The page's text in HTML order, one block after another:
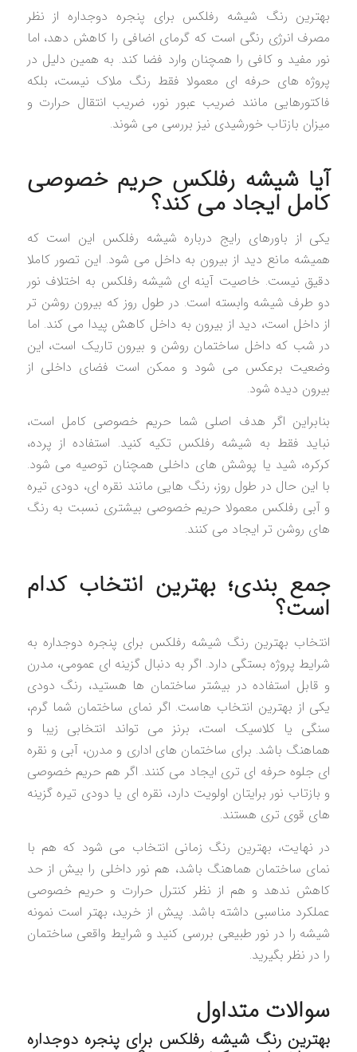
بهترین رنگ شیشه رفلکس برای پنجره دوجداره از نظر
مصرف انرژی رنگی است که گرمای اضافی را کاهش دهد، اما
نور مفید و کافی را همچنان وارد فضا کند. به همین دلیل در
پروژه های حرفه ای معمولا فقط رنگ ملاک نیست، بلکه
فاکتورهایی مانند ضریب عبور نور، ضریب انتقال حرارت و
میزان بازتاب خورشیدی نیز بررسی می شوند.
آیا شیشه رفلکس حریم خصوصی
کامل ایجاد می کند؟
یکی از باورهای رایج درباره شیشه رفلکس این است که
همیشه مانع دید از بیرون به داخل می شود. این تصور کاملا
دقیق نیست. خاصیت آینه ای شیشه رفلکس به اختلاف نور
دو طرف شیشه وابسته است. در طول روز که بیرون روشن تر
از داخل است، دید از بیرون به داخل کاهش پیدا می کند. اما
در شب که داخل ساختمان روشن و بیرون تاریک است، این
وضعیت برعکس می شود و ممکن است فضای داخلی از
بیرون دیده شود.
بنابراین اگر هدف اصلی شما حریم خصوصی کامل است،
نباید فقط به شیشه رفلکس تکیه کنید. استفاده از پرده،
کرکره، شید یا پوشش های داخلی همچنان توصیه می شود.
با این حال در طول روز، رنگ هایی مانند نقره ای، دودی تیره
و آبی رفلکس معمولا حریم خصوصی بیشتری نسبت به رنگ
های روشن تر ایجاد می کنند.
جمع بندی؛ بهترین انتخاب کدام
است؟
انتخاب بهترین رنگ شیشه رفلکس برای پنجره دوجداره به
شرایط پروژه بستگی دارد. اگر به دنبال گزینه ای عمومی، مدرن
و قابل استفاده در بیشتر ساختمان ها هستید، رنگ دودی
یکی از بهترین انتخاب هاست. اگر نمای ساختمان شما گرم،
سنگی یا کلاسیک است، برنز می تواند انتخابی زیبا و
هماهنگ باشد. برای ساختمان های اداری و مدرن، آبی و نقره
ای جلوه حرفه ای تری ایجاد می کنند. اگر هم حریم خصوصی
و بازتاب نور برایتان اولویت دارد، نقره ای یا دودی تیره گزینه
های قوی تری هستند.
در نهایت، بهترین رنگ زمانی انتخاب می شود که هم با
نمای ساختمان هماهنگ باشد، هم نور داخلی را بیش از حد
کاهش ندهد و هم از نظر کنترل حرارت و حریم خصوصی
عملکرد مناسبی داشته باشد. پیش از خرید، بهتر است نمونه
شیشه را در نور طبیعی بررسی کنید و شرایط واقعی ساختمان
را در نظر بگیرید.
سوالات متداول
بهترین رنگ شیشه رفلکس برای پنجره دوجداره